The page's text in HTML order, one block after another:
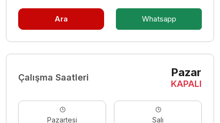
Ara Whatsapp
Çalışma Saatleri Pazar
KAPALI
Pazartesi Salı